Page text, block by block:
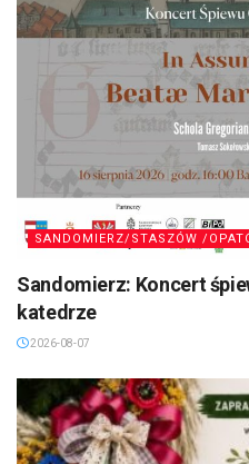
SANDOMIERZ/STASZÓW /
Sandomierz: Koncert
katedrze
2026-08-07